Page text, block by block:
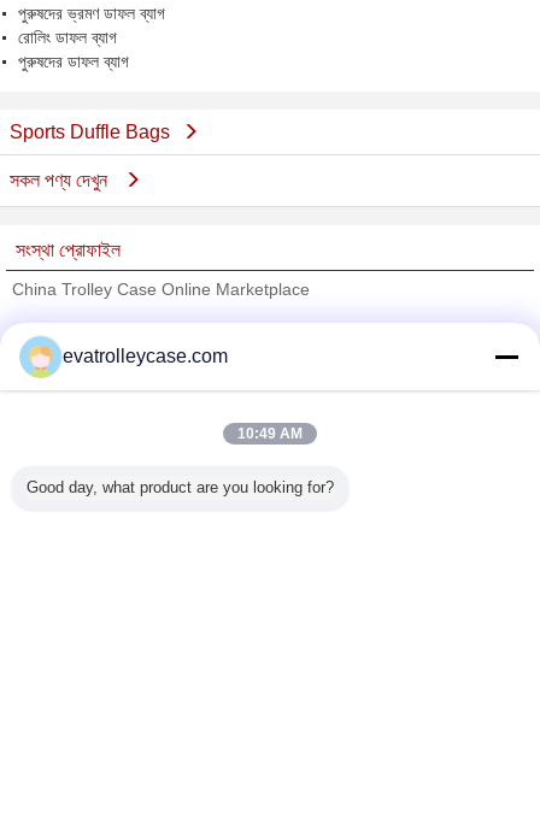
পুরুষদের ভ্রমণ ডাফল ব্যাগ
রোলিং ডাফল ব্যাগ
পুরুষদের ডাফল ব্যাগ
Sports Duffle Bags
সকল পণ্য দেখুন
সংস্থা প্রোফাইল
China Trolley Case Online Marketplace
Trust Seal
Verified Suplier
evatrolleycase.com
10:49 AM
Good day, what product are you looking for?